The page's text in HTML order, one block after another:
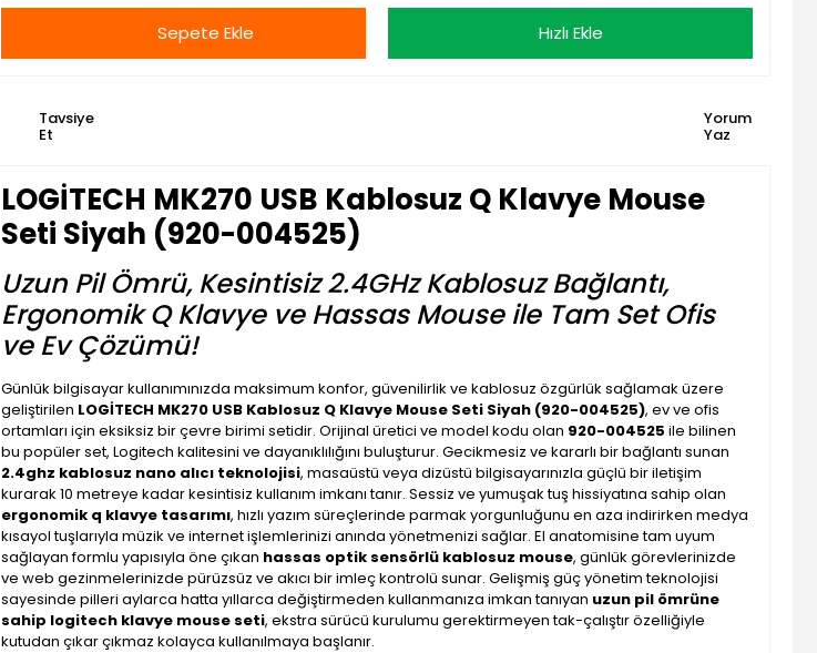
Sepete Ekle Hızlı Ekle
Tavsiye
Et
Yorum
Yaz
LOGİTECH MK270 USB Kablosuz Q Klavye Mouse
Seti Siyah (920-004525)
Uzun Pil Ömrü, Kesintisiz 2.4GHz Kablosuz Bağlantı,
Ergonomik Q Klavye ve Hassas Mouse ile Tam Set Ofis
ve Ev Çözümü!
Günlük bilgisayar kullanımınızda maksimum konfor, güvenilirlik ve kablosuz özgürlük sağlamak üzere
geliştirilen LOGİTECH MK270 USB Kablosuz Q Klavye Mouse Seti Siyah (920-004525), ev ve ofis
ortamları için eksiksiz bir çevre birimi setidir. Orijinal üretici ve model kodu olan 920-004525 ile bilinen
bu popüler set, Logitech kalitesini ve dayanıklılığını buluşturur. Gecikmesiz ve kararlı bir bağlantı sunan
2.4ghz kablosuz nano alıcı teknolojisi, masaüstü veya dizüstü bilgisayarınızla güçlü bir iletişim
kurarak 10 metreye kadar kesintisiz kullanım imkanı tanır. Sessiz ve yumuşak tuş hissiyatına sahip olan
ergonomik q klavye tasarımı, hızlı yazım süreçlerinde parmak yorgunluğunu en aza indirirken medya
kısayol tuşlarıyla müzik ve internet işlemlerinizi anında yönetmenizi sağlar. El anatomisine tam uyum
sağlayan formlu yapısıyla öne çıkan hassas optik sensörlü kablosuz mouse, günlük görevlerinizde
ve web gezinmelerinizde pürüzsüz ve akıcı bir imleç kontrolü sunar. Gelişmiş güç yönetim teknolojisi
sayesinde pilleri aylarca hatta yıllarca değiştirmeden kullanmanıza imkan tanıyan uzun pil ömrüne
sahip logitech klavye mouse seti, ekstra sürücü kurulumu gerektirmeyen tak-çalıştır özelliğiyle
kutudan çıkar çıkmaz kolayca kullanılmaya başlanır.